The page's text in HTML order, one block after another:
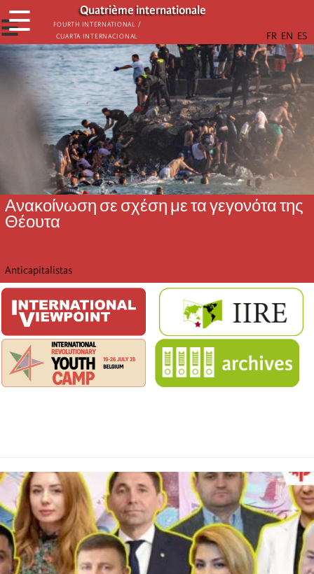
Παράκαμψη
προς
το
κυρίως
περιεχόμενο
Quatrième internationale
Fourth International /
Cuarta Internacional
☰
☰
Ανακοίνωση σε σχέση με τα γεγονότα της
Θέουτα
Anticapitalistas